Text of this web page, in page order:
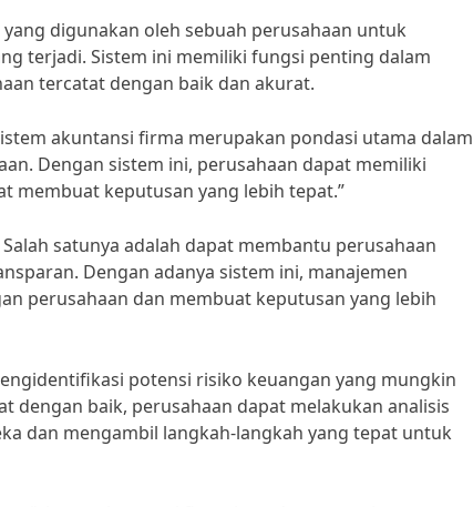
digunakan oleh sebuah perusahaan untuk
terjadi. Sistem ini memiliki fungsi penting dalam
tercatat dengan baik dan akurat.
akuntansi firma merupakan pondasi utama dalam
Dengan sistem ini, perusahaan dapat memiliki
membuat keputusan yang lebih tepat.”
satunya adalah dapat membantu perusahaan
Dengan adanya sistem ini, manajemen
perusahaan dan membuat keputusan yang lebih
potensi risiko keuangan yang mungkin
dengan baik, perusahaan dapat melakukan analisis
dan mengambil langkah-langkah yang tepat untuk